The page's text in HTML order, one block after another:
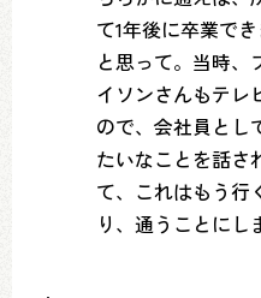
て1年後に卒業で
と思って。当時、
イソンさんもテレ
ので、会社員とし
たいなことを話さ
て、これはもう行
り、通うことにし